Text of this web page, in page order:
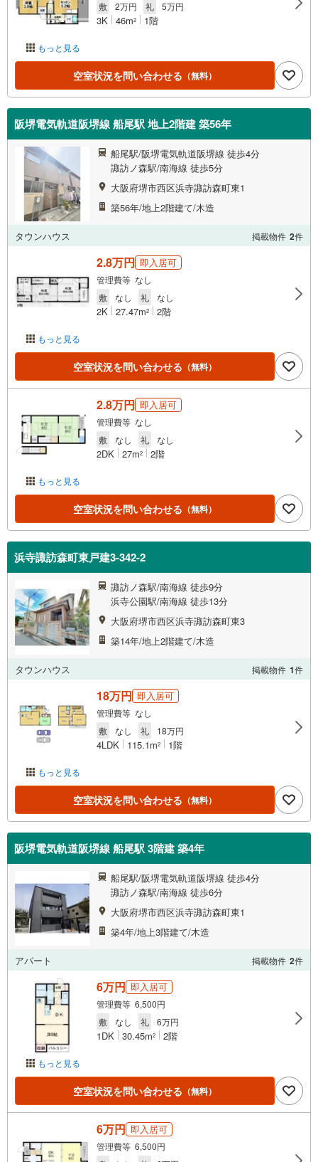
もっと見る
敷
2万円 礼 5万円
3K 46m2 1階
空室状況を問い合わせる （無料）
阪堺電気軌道阪堺線 船尾駅 地上2階建 築56年
船尾駅/阪堺電気軌道阪堺線 徒歩4分
諏訪ノ森駅/南海線 徒歩5分
大阪府堺市西区浜寺諏訪森町東1
築56年/地上2階建て/木造
タウンハウス 掲載物件 2件
もっと見る
2.8万円 即入居可
管理費等 なし
敷
なし 礼 なし
2K 27.47m2 2階
空室状況を問い合わせる （無料）
もっと見る
2.8万円 即入居可
管理費等 なし
敷
なし 礼 なし
2DK 27m2 2階
空室状況を問い合わせる （無料）
浜寺諏訪森町東戸建3-342-2
諏訪ノ森駅/南海線 徒歩9分
浜寺公園駅/南海線 徒歩13分
大阪府堺市西区浜寺諏訪森町東3
築14年/地上2階建て/木造
タウンハウス 掲載物件 1件
もっと見る
18万円 即入居可
管理費等 なし
敷
なし 礼 18万円
4LDK 115.1m2 1階
空室状況を問い合わせる （無料）
阪堺電気軌道阪堺線 船尾駅 3階建 築4年
船尾駅/阪堺電気軌道阪堺線 徒歩4分
諏訪ノ森駅/南海線 徒歩6分
大阪府堺市西区浜寺諏訪森町東1
築4年/地上3階建て/木造
アパート 掲載物件 2件
もっと見る
6万円 即入居可
管理費等 6,500円
敷
なし 礼 6万円
1DK 30.45m2 2階
空室状況を問い合わせる （無料）
6万円 即入居可
管理費等 6,500円